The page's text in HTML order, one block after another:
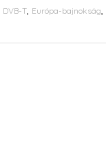
DVB-T, Európa-bajnokság,